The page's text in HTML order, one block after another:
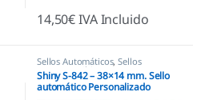
14,50€IVA Incluido
Sellos Automáticos,Sellos
empresas,Shiny
Shiny S-842 – 38×14 mm. Sello
automático Personalizado